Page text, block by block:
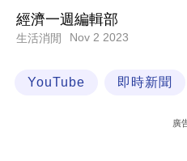
業
科
經濟一週編輯部
生活消閒 Nov 2 2023
YouTube 即時新聞
廣